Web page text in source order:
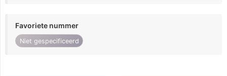
Favoriete nummer
Niet gespecificeerd